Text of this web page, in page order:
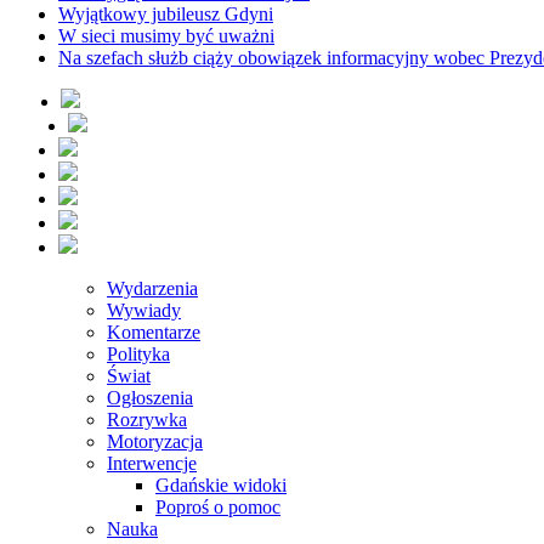
Wyjątkowy jubileusz Gdyni
W sieci musimy być uważni
Na szefach służb ciąży obowiązek informacyjny wobec
Wydarzenia
Wywiady
Komentarze
Polityka
Świat
Ogłoszenia
Rozrywka
Motoryzacja
Interwencje
Gdańskie widoki
Poproś o pomoc
Nauka